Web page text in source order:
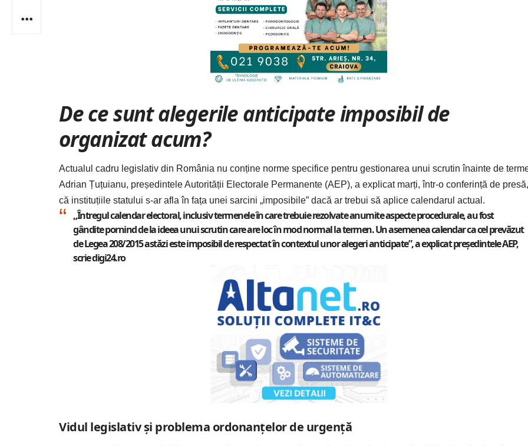
De ce sunt alegerile anticipate imposibil de
organizat acum?
Actualul cadru legislativ din România nu conține norme specifice pentru gestionarea unui scrutin înainte de
Adrian Țuțuianu, președintele Autorității Electorale Permanente (AEP), a explicat marți, într-o conferință de presă,
că instituțiile statului s-ar afla în fața unei sarcini „imposibile” dacă ar trebui să aplice calendarul actual.
„Întregul calendar electoral, inclusiv termenele în care trebuie rezolvate anumite aspecte procedurale, au fost
gândite pornind de la ideea unui scrutin care are loc în mod normal la termen. Un asemenea calendar ca cel prevăzut
de Legea 208/2015 astăzi este imposibil de respectat în contextul unor alegeri anticipate”, a explicat preşedintele AEP,
scriedigi24.ro
Vidul legislativ și problema ordonanțelor de urgență